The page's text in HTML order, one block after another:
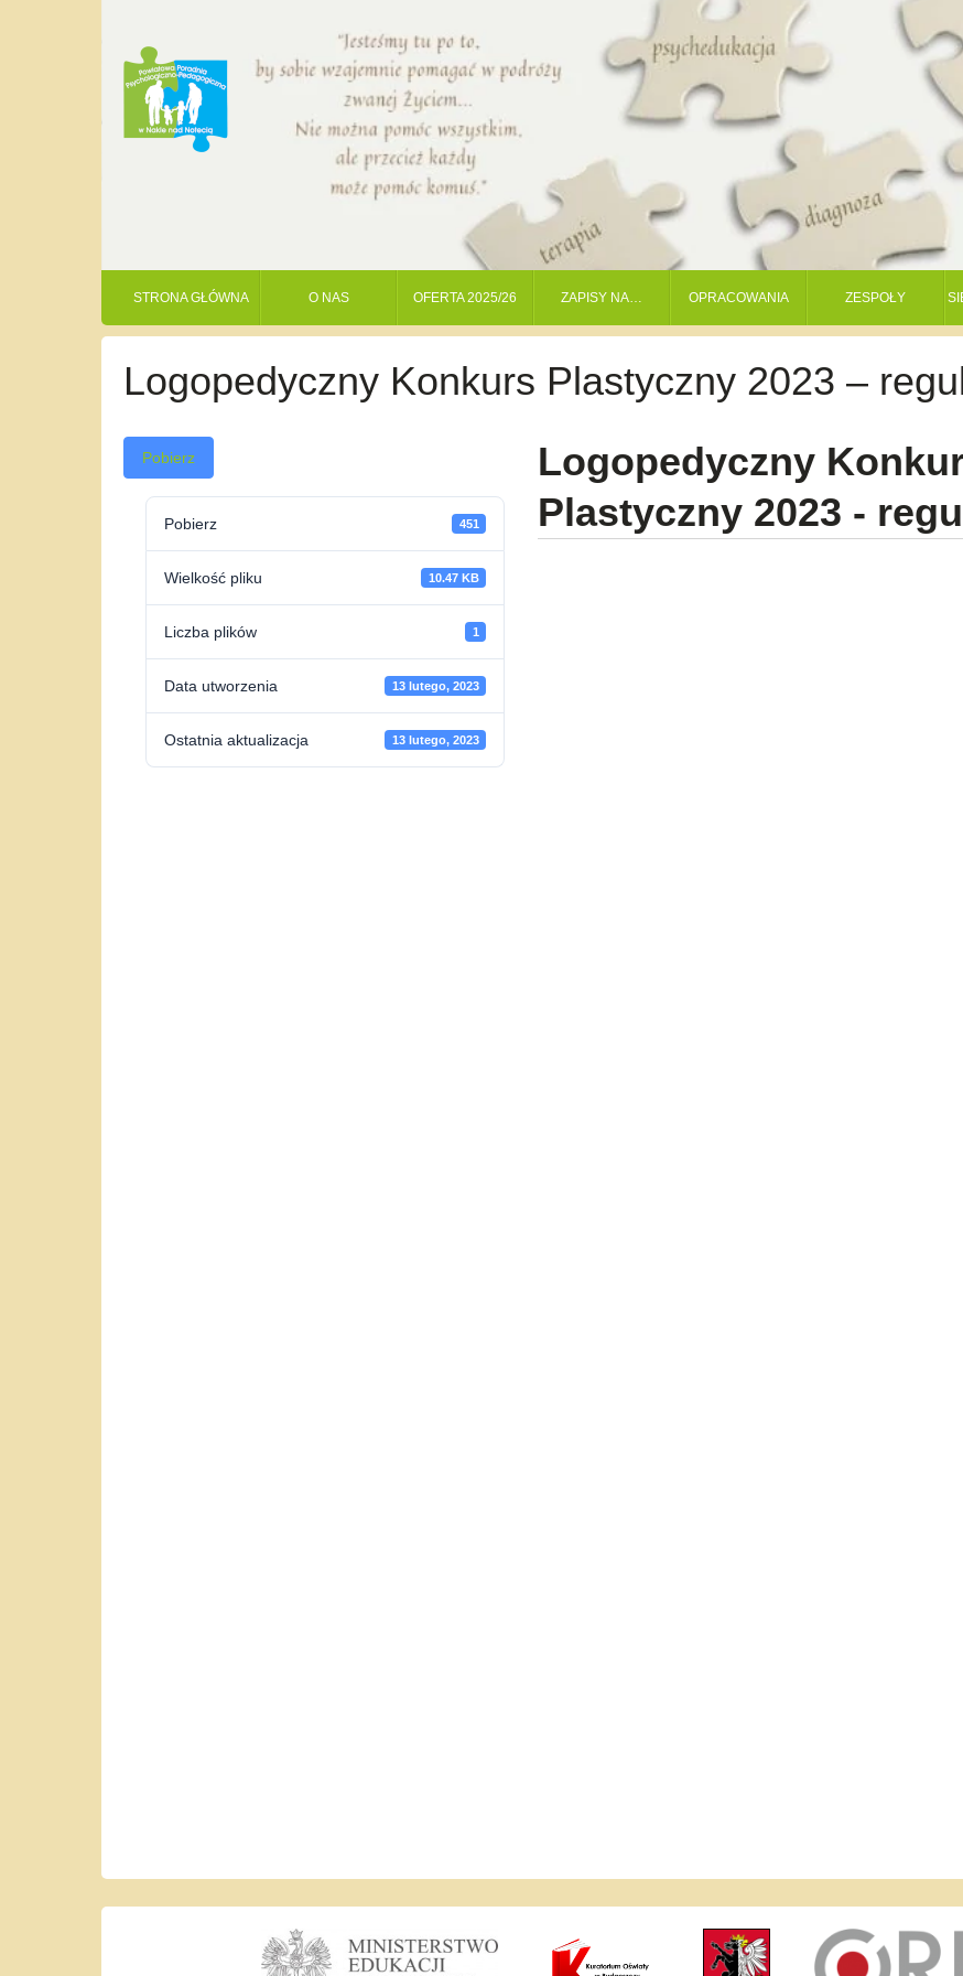
STRONA GŁÓWNA O NAS OFERTA 2025/26 ZAPISY NA… OPRACOWANIA ZESPOŁY
Logopedyczny Konkurs Plastyczny 2023 –
Pobierz
Pobierz 451
Wielkość pliku 10.47 KB
Liczba plików 1
Data utworzenia 13 lutego, 2023
Ostatnia aktualizacja 13 lutego, 2023
Logopedyczny
Plastyczny 2023 -